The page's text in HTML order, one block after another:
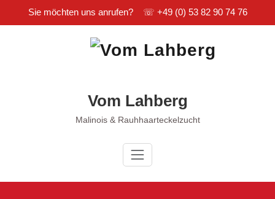
Sie möchten uns anrufen? ☏ +49 (0) 53 82 90 74 76
Vom Lahberg
Malinois & Rauhhaarteckelzucht